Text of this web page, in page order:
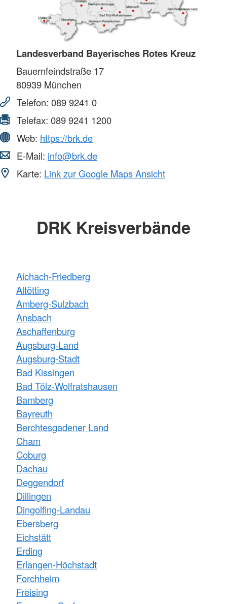
Landesverband Bayerisches Rotes Kreuz
Bauernfeindstraße 17
80939 München
Telefon: 089 9241 0
Telefax: 089 9241 1200
Web: https://brk.de
E-Mail: info@brk.de
Karte: Link zur Google Maps Ansicht
DRK Kreisverbände
Aichach-Friedberg
Altötting
Amberg-Sulzbach
Ansbach
Aschaffenburg
Augsburg-Land
Augsburg-Stadt
Bad Kissingen
Bad Tölz-Wolfratshausen
Bamberg
Bayreuth
Berchtesgadener Land
Cham
Coburg
Dachau
Deggendorf
Dillingen
Dingolfing-Landau
Ebersberg
Eichstätt
Erding
Erlangen-Höchstadt
Forchheim
Freising